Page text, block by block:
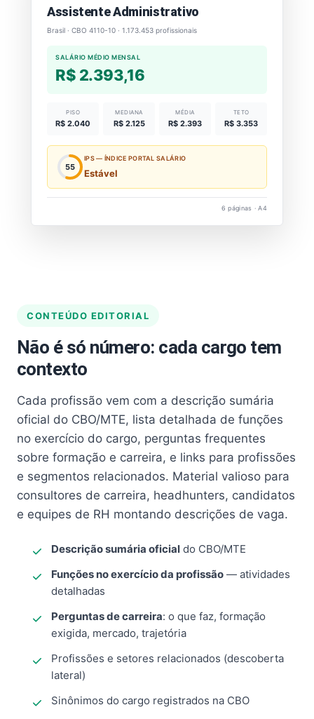
Assistente Administrativo
Brasil · CBO 4110-10 · 1.173.453 profissionais
SALÁRIO MÉDIO MENSAL
R$ 2.393,16
PISO
R$ 2.040
MEDIANA
R$ 2.125
MÉDIA
R$ 2.393
TETO
R$ 3.353
55
IPS — ÍNDICE PORTAL SALÁRIO
Estável
6 páginas · A4
CONTEÚDO EDITORIAL
Não é só número: cada cargo tem
contexto
Cada profissão vem com a descrição sumária
oficial do CBO/MTE, lista detalhada de funções
no exercício do cargo, perguntas frequentes
sobre formação e carreira, e links para profissões
e segmentos relacionados. Material valioso para
consultores de carreira, headhunters, candidatos
e equipes de RH montando descrições de vaga.
Descrição sumária oficial do CBO/MTE
Funções no exercício da profissão — atividades
detalhadas
Perguntas de carreira: o que faz, formação
exigida, mercado, trajetória
Profissões e setores relacionados (descoberta
lateral)
Sinônimos do cargo registrados na CBO